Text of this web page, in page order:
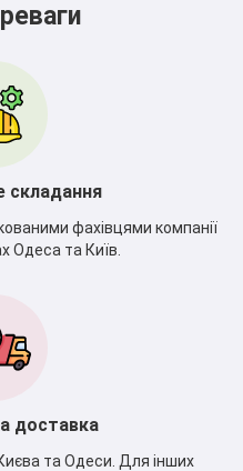
складання
фахівцями компанії
Одеса та Київ.
доставка
та Одеси. Для інших